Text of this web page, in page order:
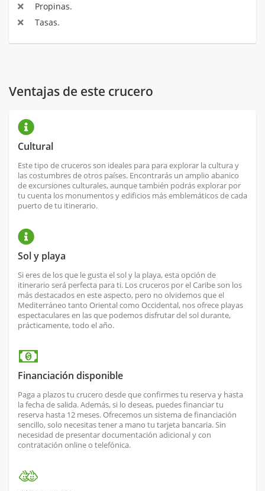
Propinas.
Tasas.
Ventajas de este crucero
Cultural
Este tipo de cruceros son ideales para para explorar la cultura y
las costumbres de otros países. Encontrarás un amplio abanico
de excursiones culturales, aunque también podrás explorar por
tu cuenta los monumentos y edificios más emblemáticos de cada
puerto de tu itinerario.
Sol y playa
Si eres de los que le gusta el sol y la playa, esta opción de
itinerario será perfecta para ti. Los cruceros por el Caribe son los
más destacados en este aspecto, pero no olvidemos que el
Mediterráneo tanto Oriental como Occidental, nos ofrece playas
espectaculares en las que podemos disfrutar del sol durante,
prácticamente, todo el año.
Financiación disponible
Paga a plazos tu crucero desde que confirmes tu reserva y hasta
la fecha de salida. Además, si lo deseas, puedes financiar tu
reserva hasta 12 meses. Ofrecemos un sistema de financiación
sencillo, solo necesitas tener a mano tu tarjeta bancaria. Sin
necesidad de presentar documentación adicional y con
contratación online o telefónica.